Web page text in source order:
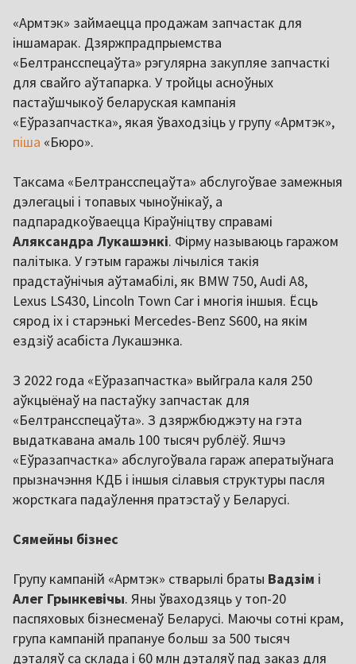
«Армтэк» займаецца продажам запчастак для
іншамарак. Дзяржпрадпрыемства
«Белтрансспецаўта» рэгулярна закупляе запчасткі
для свайго аўтапарка. У тройцы асноўных
пастаўшчыкоў беларуская кампанія
«Еўразапчастка», якая ўваходзіць у групу «Армтэк»,
піша «Бюро».
Таксама «Белтрансспецаўта» абслугоўвае замежныя
дэлегацыі і топавых чыноўнікаў, а
падпарадкоўваецца Кіраўніцтву справамі
Аляксандра Лукашэнкі. Фірму называюць гаражом
палітыка. У гэтым гаражы лічыліся такія
прадстаўнічыя аўтамабілі, як BMW 750, Audi A8,
Lexus LS430, Lincoln Town Car і многія іншыя. Ёсць
сярод іх і старэнькі Mercedes-Benz S600, на якім
ездзіў асабіста Лукашэнка.
З 2022 года «Еўразапчастка» выйграла каля 250
аўкцыёнаў на пастаўку запчастак для
«Белтрансспецаўта». З дзяржбюджэту на гэта
выдаткавана амаль 100 тысяч рублёў. Яшчэ
«Еўразапчастка» абслугоўвала гараж аператыўнага
прызначэння КДБ і іншыя сілавыя структуры пасля
жорсткага падаўлення пратэстаў у Беларусі.
Сямейны бізнес
Групу кампаній «Армтэк» стварылі браты Вадзім і
Алег Грынкевічы. Яны ўваходзяць у топ-20
паспяховых бізнесменаў Беларусі. Маючы сотні крам,
група кампаній прапануе больш за 500 тысяч
дэталяў са склада і 60 млн дэталяў пад заказ для